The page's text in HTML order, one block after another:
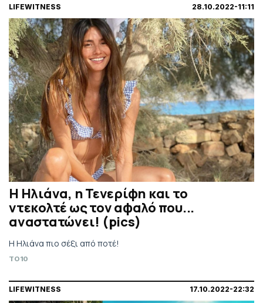
LIFEWITNESS 28.10.2022-11:11
Η Ηλιάνα, η Τενερίφη και το
ντεκολτέ ως τον αφαλό που...
αναστατώνει! (pics)
Η Ηλιάνα πιο σέξι από ποτέ!
TO10
LIFEWITNESS 17.10.2022-22:32